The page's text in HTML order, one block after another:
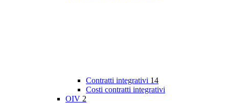
Contratti integrativi 14
Costi contratti integrativi
OIV 2